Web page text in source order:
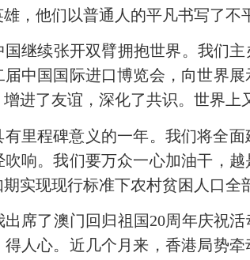
，他们以普通人的平凡书写了不
续张开双臂拥抱世界。我们主
届中国国际进口博览会，向世界
进了友谊，深化了共识。世界上
程碑意义的一年。我们将全面
响。我们要万众一心加油干，
实现现行标准下农村贫困人口全
了澳门回归祖国20周年庆祝活
人心。近几个月来，香港局势